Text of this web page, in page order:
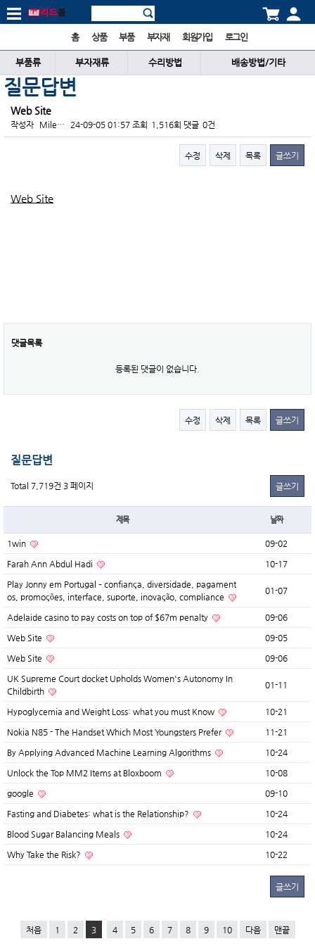
홈 상품 부품 부자재 회원가입 로그인
부품류 부자재류 수리방법 배송방법/기타
질문답변
Web Site
작성자 Mile… 24-09-05 01:57 조회 1,516회 댓글 0건
수정 삭제 목록 글쓰기
Web Site
댓글목록
등록된 댓글이 없습니다.
수정 삭제 목록 글쓰기
질문답변
Total 7,719건 3 페이지 글쓰기
제목 날짜
1win 09-02
Farah Ann Abdul Hadi 10-17
Play Jonny em Portugal – confiança, diversidade, pagament
os, promoções, interface, suporte, inovação, compliance
01-07
Adelaide casino to pay costs on top of $67m penalty 09-06
Web Site 09-05
Web Site 09-06
UK Supreme Court docket Upholds Women's Autonomy In
Childbirth
01-11
Hypoglycemia and Weight Loss: what you must Know 10-21
Nokia N85 - The Handset Which Most Youngsters Prefer 11-21
By Applying Advanced Machine Learning Algorithms 10-24
Unlock the Top MM2 Items at Bloxboom 10-08
google 09-10
Fasting and Diabetes: what is the Relationship? 10-24
Blood Sugar Balancing Meals 10-24
Why Take the Risk? 10-22
글쓰기
처음 1 2 3 4 5 6 7 8 9 10 다음 맨끝